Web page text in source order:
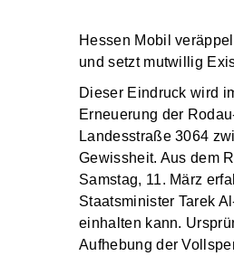
Hessen Mobil
und setzt mutwillig
Dieser Eindruck wird
Erneuerung der
Landesstraße 3064
Gewissheit. Aus dem
Samstag, 11. März
Staatsminister Tarek
einhalten kann.
Aufhebung der